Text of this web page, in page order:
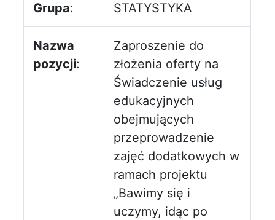
Grupa: STATYSTYKA
Nazwa
pozycji:
Zaproszenie do
złożenia oferty na
Świadczenie usług
edukacyjnych
obejmujących
przeprowadzenie
zajęć dodatkowych w
ramach projektu
„Bawimy się i
uczymy, idąc po